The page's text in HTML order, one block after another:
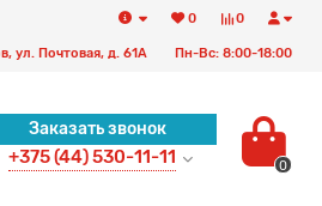
0
0
ул. Почтовая, д. 61А Пн-Вс: 8:00-18:00
Заказать звонок
+375 (44) 530-11-11 0